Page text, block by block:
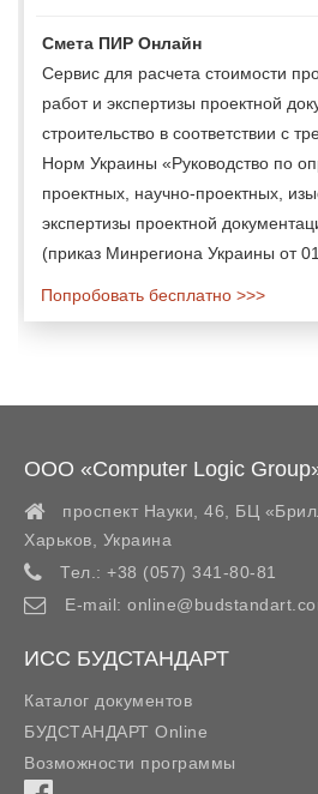
Смета ПИР Онлайн
Сервис для расчета стоимости
работ и экспертизы проектной
строительство в соответствии с
Норм Украины «Руководство по
проектных, научно-проектных,
экспертизы проектной
(приказ Минрегиона Украины от
Попробовать бесплатно >>>
ООО «Computer Logic
проспект Науки, 46, БЦ
Харьков
Украина
Тел.: +38 (057) 341-80-81
E-mail:
ИСС БУДСТАНДАРТ
Каталог документов
БУДСТАНДАРТ Online
Возможности программы